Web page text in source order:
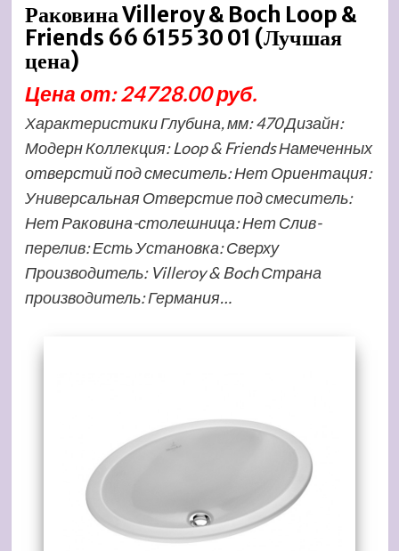
Раковина Villeroy & Boch Loop &
Friends 66 6155 30 01 (Лучшая
цена)
Цена от: 24728.00 руб.
Характеристики Глубина, мм: 470 Дизайн:
Модерн Коллекция: Loop & Friends Намеченных
отверстий под смеситель: Нет Ориентация:
Универсальная Отверстие под смеситель:
Нет Раковина-столешница: Нет Слив-
перелив: Есть Установка: Сверху
Производитель: Villeroy & Boch Страна
производитель: Германия…